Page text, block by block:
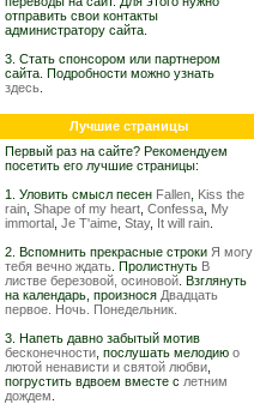
отправить свои контакты
администратору сайта.
3. Стать спонсором или партнером
сайта. Подробности можно узнать
здесь
Лучшие страницы
Первый раз на сайте? Рекомендуем
посетить его лучшие страницы:
1. Уловить смысл песен Fallen Kiss the
rain Shape of my heart Confessa My
immortal Je T'aime Stay, It will rain
2. Вспомнить прекрасные строки Я могу
тебя вечно ждать . Пролистнуть В
листве березовой, осиновой . Взглянуть
на календарь, произнося Двадцать
первое. Ночь. Понедельник.
3. Напеть давно забытый мотив
бесконечности , послушать мелодию о
лютой ненависти и святой любви
погрустить вдвоем вместе с летним
дождем